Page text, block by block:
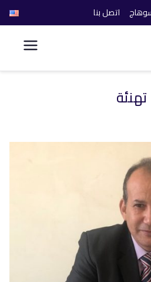
اتصل بنا
والذكاء
تهنئة